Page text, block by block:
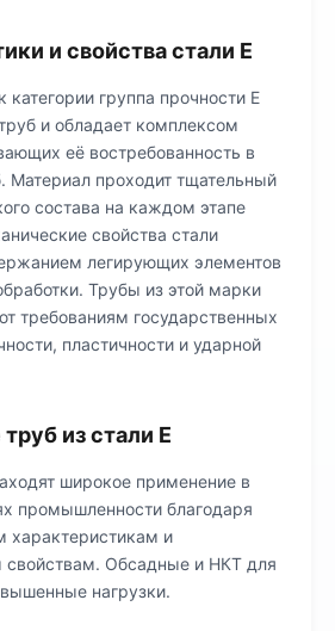
и свойства стали Е
категории группа прочности Е
и обладает комплексом
её востребованность в
Материал проходит тщательный
состава на каждом этапе
свойства стали
легирующих элементов
Трубы из этой марки
требованиям государственных
пластичности и ударной
из стали Е
широкое применение в
промышленности благодаря
характеристикам и
свойствам. Обсадные и НКТ для
нагрузки.